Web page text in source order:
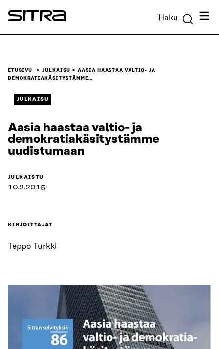
Siirry
suoraan
Sitra Haku
ETUSIVU JULKAISU
AASIA HAASTAA VALTIO- JA
DEMOKRATIAKÄSITYSTÄMME…
JULKAISU
Aasia haastaa valtio- ja
demokratiakäsitystämme
uudistumaan
JULKAISTU
10.2.2015
KIRJOITTAJAT
Teppo Turkki